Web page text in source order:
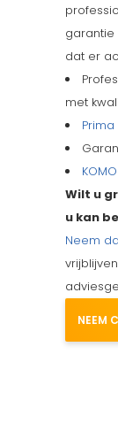
garantie
dat er
met
KOMO
Wilt u
u kan
Neem
NEEM